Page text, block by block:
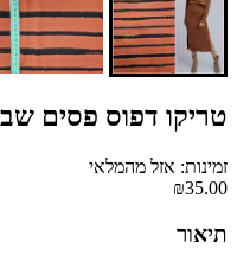
טריקו דפוס פסים
זמינות: אזל מהמלאי
₪35.00
תיאור